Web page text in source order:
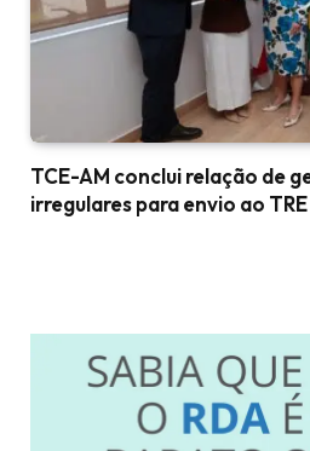
TCE-AM conclui relação de
irregulares para envio ao TRE